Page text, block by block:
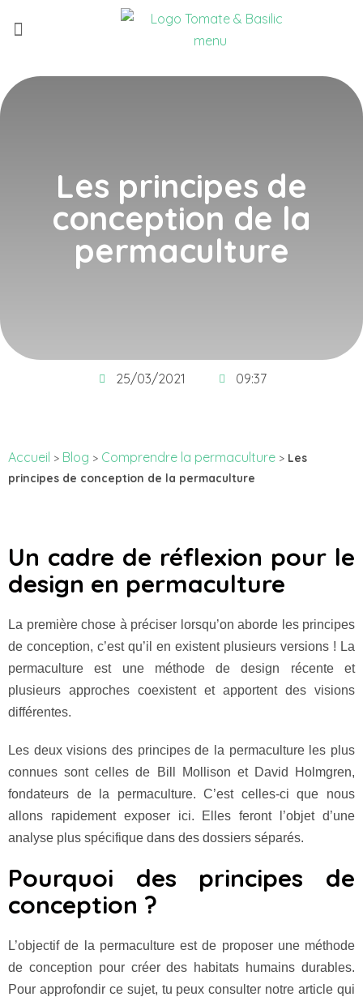
Les principes de
conception de la
permaculture
25/03/2021 09:37
Accueil > Blog > Comprendre la permaculture > Les
principes de conception de la permaculture
Un cadre de réflexion pour le
design en permaculture
La première chose à préciser lorsqu’on aborde les principes
de conception, c’est qu’il en existent plusieurs versions ! La
permaculture est une méthode de design récente et
plusieurs approches coexistent et apportent des visions
différentes.
Les deux visions des principes de la permaculture les plus
connues sont celles de Bill Mollison et David Holmgren,
fondateurs de la permaculture. C’est celles-ci que nous
allons rapidement exposer ici. Elles feront l’objet d’une
analyse plus spécifique dans des dossiers séparés.
Pourquoi des principes de
conception ?
L’objectif de la permaculture est de proposer une méthode
de conception pour créer des habitats humains durables.
Pour approfondir ce sujet, tu peux consulter notre article qui